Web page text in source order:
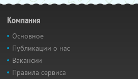
Компания
Основное
Публикации о нас
Вакансии
Правила сервиса